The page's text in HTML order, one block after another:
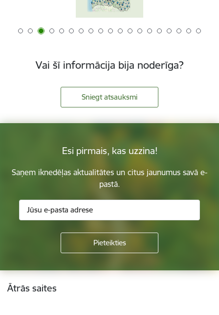
Vai šī informācija bija noderīga?
Sniegt atsauksmi
Esi pirmais, kas uzzina!
Saņem iknedēļas aktualitātes un citus jaunumus savā e-
pastā.
Kājene
Ātrās saites